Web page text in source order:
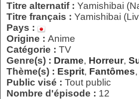
Titre alternatif : Yamishibai
Titre français : Yamishibai
Pays :
Origine : Anime
Catégorie : TV
Genre(s) : Drame, Horreur,
Thème(s) : Esprit, Fantômes,
Public visé : Tout public
Nombre d'épisode : 12